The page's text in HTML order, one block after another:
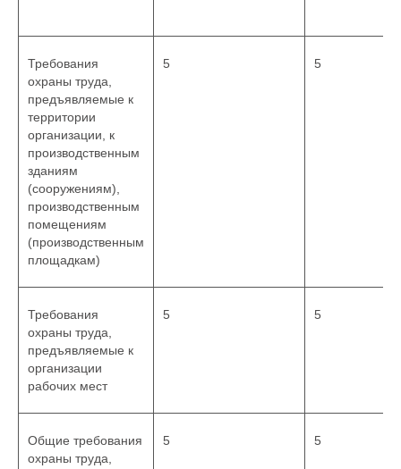
Требования
охраны труда,
предъявляемые к
территории
организации, к
производственным
зданиям
(сооружениям),
производственным
помещениям
(производственным
площадкам)
5 5
Требования
охраны труда,
предъявляемые к
организации
рабочих мест
5 5
Общие требования
охраны труда,
5 5